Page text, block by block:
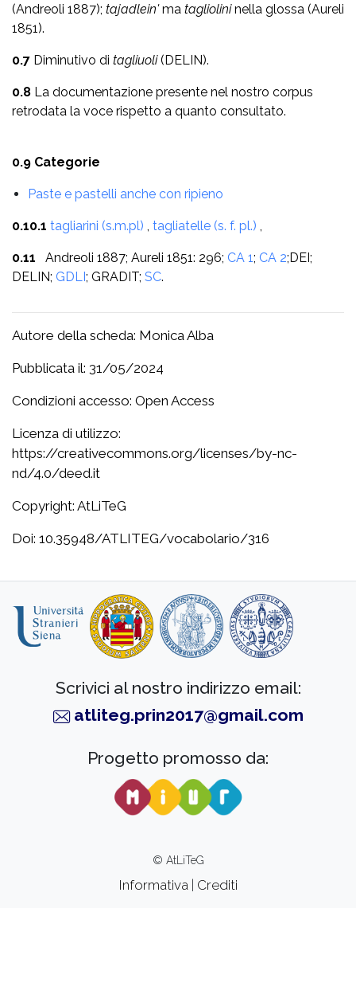
(Andreoli 1887); tajadlein'ma tagliolininella glossa (Aureli
1851).
0.7 Diminutivo di tagliuoli(DELIN).
0.8 La documentazione presente nel nostro corpus
retrodata la voce rispetto a quanto consultato.
0.9 Categorie
Paste e pastelli anche con ripieno
0.10.1 tagliarini (s.m.pl) , tagliatelle (s. f. pl.) ,
0.11 Andreoli 1887; Aureli 1851: 296; CA 1; CA 2;DEI;
DELIN; GDLI; GRADIT; SC.
Autore della scheda: Monica Alba
Pubblicata il: 31/05/2024
Condizioni accesso: Open Access
Licenza di utilizzo:
https://creativecommons.org/licenses/by-nc-
nd/4.0/deed.it
Copyright: AtLiTeG
Doi: 10.35948/ATLITEG/vocabolario/316
Scrivici al nostro indirizzo email:
atliteg.prin2017@gmail.com
Progetto promosso da:
© AtLiTeG
Informativa| Crediti